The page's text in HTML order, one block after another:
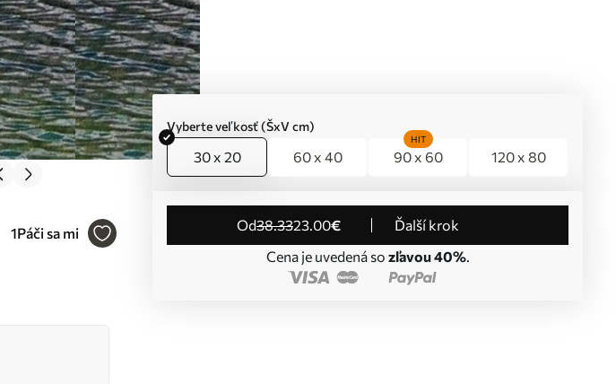
1Páči sa mi
Vyberte veľkosť (ŠxV cm)
30 x 20 60 x 40 90 x 60
HIT
120 x 80
od38.3323.00€
Ďalší krok
Cena je uvedená so zľavou 40%.